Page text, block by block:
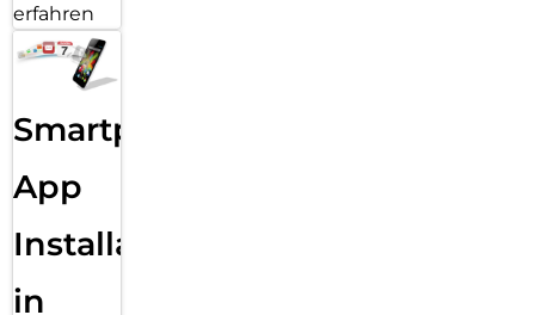
erfahren
Smartphone
App
Installation
in